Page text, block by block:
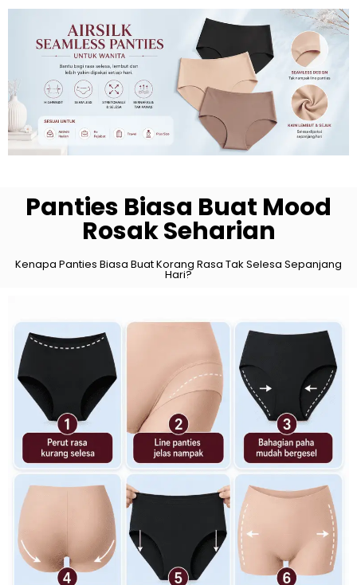
Panties Biasa Buat Mood
Rosak Seharian
Kenapa Panties Biasa Buat Korang Rasa Tak Selesa Sepanjang
Hari?